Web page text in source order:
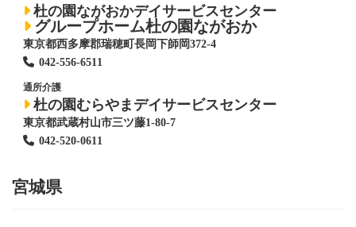
杜の園ながおかデイサービスセンター
グループホーム杜の園ながおか
東京都西多摩郡瑞穂町長岡下師岡372-4
042-556-6511
通所介護
杜の園むらやまデイサービスセンター
東京都武蔵村山市三ツ藤1-80-7
042-520-0611
宮城県